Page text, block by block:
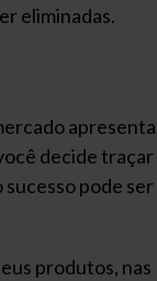
eliminadas.
apresenta
decide traçar
pode ser
produtos, nas